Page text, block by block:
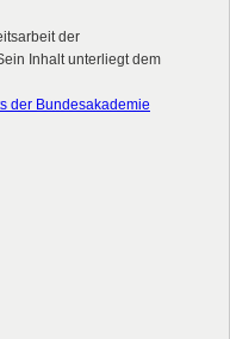
der
Inhalt unterliegt dem
der Bundesakademie